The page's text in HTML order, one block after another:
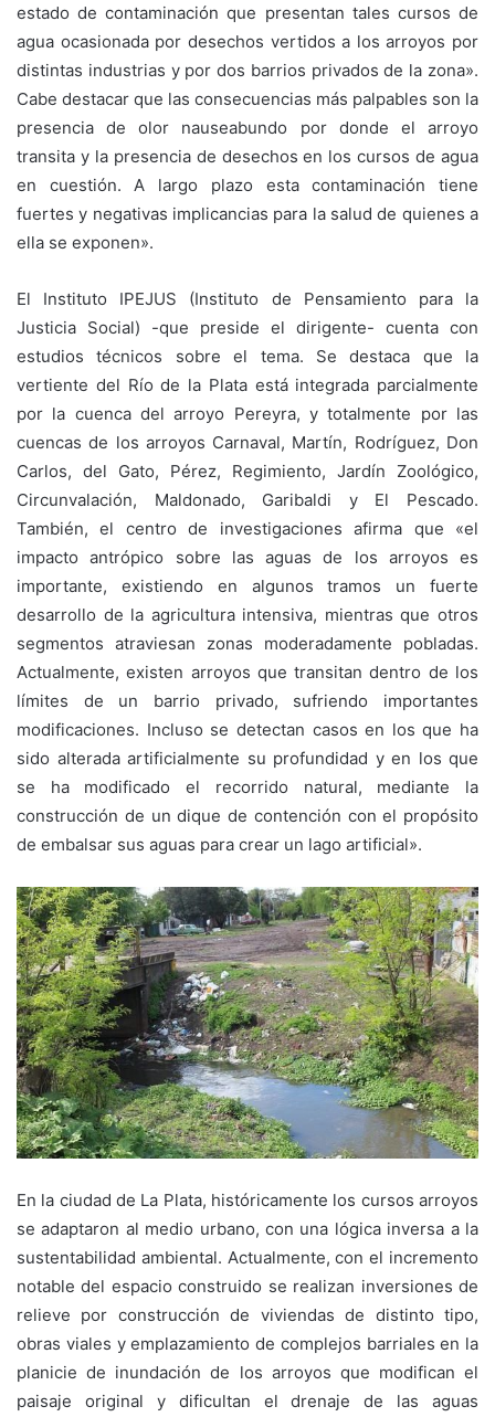
estado de contaminación que presentan tales cursos de
agua ocasionada por desechos vertidos a los arroyos por
distintas industrias y por dos barrios privados de la zona».
Cabe destacar que las consecuencias más palpables son la
presencia de olor nauseabundo por donde el arroyo
transita y la presencia de desechos en los cursos de agua
en cuestión. A largo plazo esta contaminación tiene
fuertes y negativas implicancias para la salud de quienes a
ella se exponen».
El Instituto IPEJUS (Instituto de Pensamiento para la
Justicia Social) -que preside el dirigente- cuenta con
estudios técnicos sobre el tema. Se destaca que la
vertiente del Río de la Plata está integrada parcialmente
por la cuenca del arroyo Pereyra, y totalmente por las
cuencas de los arroyos Carnaval, Martín, Rodríguez, Don
Carlos, del Gato, Pérez, Regimiento, Jardín Zoológico,
Circunvalación, Maldonado, Garibaldi y El Pescado.
También, el centro de investigaciones afirma que «el
impacto antrópico sobre las aguas de los arroyos es
importante, existiendo en algunos tramos un fuerte
desarrollo de la agricultura intensiva, mientras que otros
segmentos atraviesan zonas moderadamente pobladas.
Actualmente, existen arroyos que transitan dentro de los
límites de un barrio privado, sufriendo importantes
modificaciones. Incluso se detectan casos en los que ha
sido alterada artificialmente su profundidad y en los que
se ha modificado el recorrido natural, mediante la
construcción de un dique de contención con el propósito
de embalsar sus aguas para crear un lago artificial».
En la ciudad de La Plata, históricamente los cursos arroyos
se adaptaron al medio urbano, con una lógica inversa a la
sustentabilidad ambiental. Actualmente, con el incremento
notable del espacio construido se realizan inversiones de
relieve por construcción de viviendas de distinto tipo,
obras viales y emplazamiento de complejos barriales en la
planicie de inundación de los arroyos que modifican el
paisaje original y dificultan el drenaje de las aguas